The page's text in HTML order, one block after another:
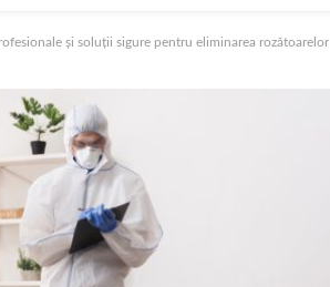
și soluții sigure pentru eliminarea rozătoarelor